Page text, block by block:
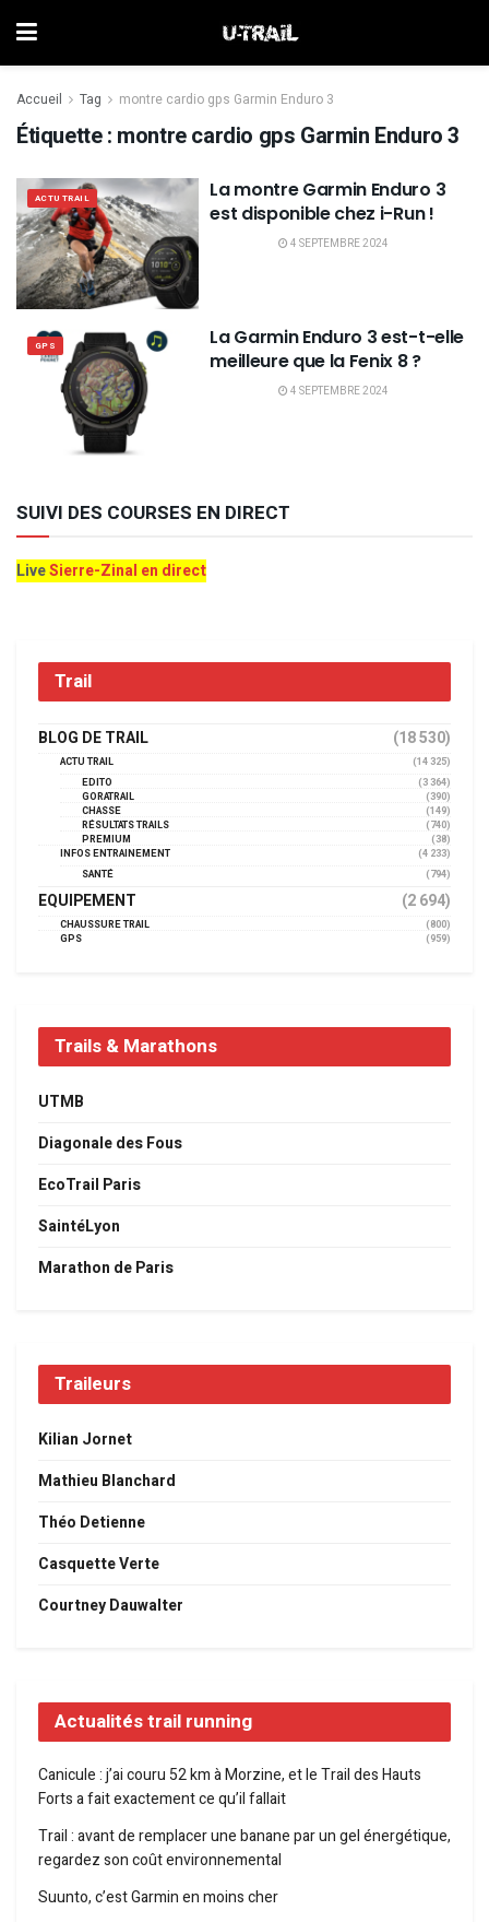
Accueil Tag montre cardio gps Garmin Enduro 3
Étiquette : montre cardio gps Garmin Enduro 3
ACTU TRAIL
La montre Garmin Enduro 3
est disponible chez i-Run !
4 SEPTEMBRE 2024
GPS
La Garmin Enduro 3 est-t-elle
meilleure que la Fenix 8 ?
4 SEPTEMBRE 2024
SUIVI DES COURSES EN DIRECT
LiveSierre-Zinal en direct
Trail
BLOG DE TRAIL (18 530)
ACTU TRAIL
(14 325)
EDITO
(3 364)
GORATRAIL
(390)
CHASSE
(149)
RÉSULTATS TRAILS
(740)
PREMIUM
(38)
INFOS ENTRAINEMENT
(4 233)
SANTÉ
(794)
EQUIPEMENT (2 694)
CHAUSSURE TRAIL
(800)
GPS
(959)
Trails & Marathons
UTMB
Diagonale des Fous
EcoTrail Paris
SaintéLyon
Marathon de Paris
Traileurs
Kilian Jornet
Mathieu Blanchard
Théo Detienne
Casquette Verte
Courtney Dauwalter
Actualités trail running
Canicule : j’ai couru 52 km à Morzine, et le Trail des Hauts
Forts a fait exactement ce qu’il fallait
Trail : avant de remplacer une banane par un gel énergétique,
regardez son coût environnemental
Suunto, c’est Garmin en moins cher